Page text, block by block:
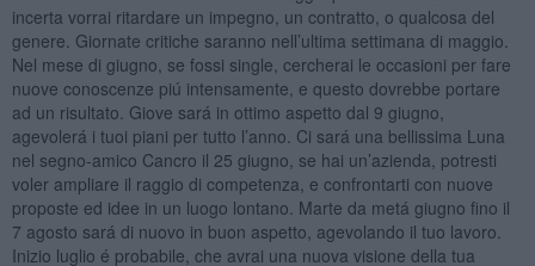
incerta vorrai ritardare un impegno, un contratto, o qualcosa del
genere. Giornate critiche saranno nell’ultima settimana di maggio.
Nel mese di giugno, se fossi single, cercherai le occasioni per fare
nuove conoscenze piú intensamente, e questo dovrebbe portare
ad un risultato. Giove sará in ottimo aspetto dal 9 giugno,
agevolerá i tuoi piani per tutto l’anno. Ci sará una bellissima Luna
nel segno-amico Cancro il 25 giugno, se hai un’azienda, potresti
voler ampliare il raggio di competenza, e confrontarti con nuove
proposte ed idee in un luogo lontano. Marte da metá giugno fino il
7 agosto sará di nuovo in buon aspetto, agevolando il tuo lavoro.
Inizio luglio é probabile, che avrai una nuova visione della tua